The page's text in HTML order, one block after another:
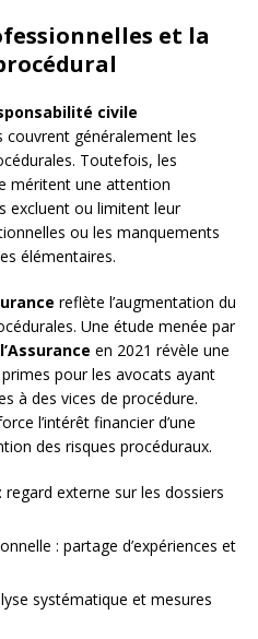
et la
civile
couvrent généralement les
Toutefois, les
méritent une attention
excluent ou limitent leur
ou les manquements
élémentaires.
reflète l’augmentation du
Une étude menée par
en 2021 révèle une
pour les avocats ayant
à des vices de procédure.
l’intérêt financier d’une
des risques procéduraux.
externe sur les dossiers
: partage d’expériences et
systématique et mesures